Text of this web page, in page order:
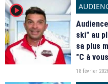
player2
ski" au
sa plus
"C à
18 février